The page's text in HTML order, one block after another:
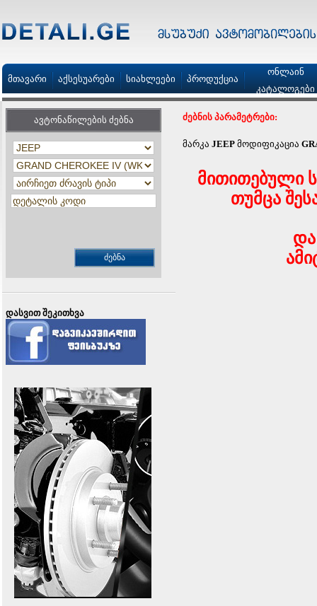
მთავარი აქსესუარები სიახლეები პროდუქცია
ონლაინ
კატალოგები
ავტონაწილების ძებნა
დასვით შეკითხვა
ძებნის პარამეტრები:
მარკა JEEP მოდიფიკაცია
მითითებული
თუმცა